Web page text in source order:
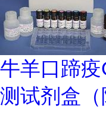
牛羊口蹄
测试剂盒（